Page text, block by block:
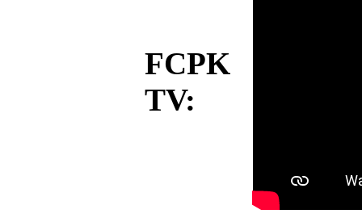
FCPK
TV: